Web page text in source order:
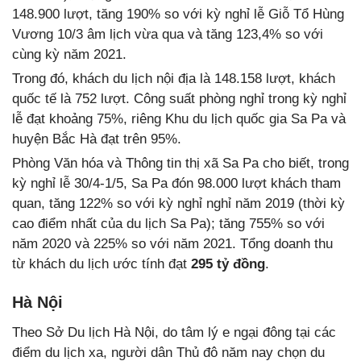
148.900 lượt, tăng 190% so với kỳ nghỉ lễ Giỗ Tổ Hùng
Vương 10/3 âm lịch vừa qua và tăng 123,4% so với
cùng kỳ năm 2021.
Trong đó, khách du lịch nội địa là 148.158 lượt, khách
quốc tế là 752 lượt. Công suất phòng nghỉ trong kỳ nghỉ
lễ đạt khoảng 75%, riêng Khu du lịch quốc gia Sa Pa và
huyện Bắc Hà đạt trên 95%.
Phòng Văn hóa và Thông tin thị xã Sa Pa cho biết, trong
kỳ nghỉ lễ 30/4-1/5, Sa Pa đón 98.000 lượt khách tham
quan, tăng 122% so với kỳ nghỉ nghỉ năm 2019 (thời kỳ
cao điểm nhất của du lịch Sa Pa); tăng 755% so với
năm 2020 và 225% so với năm 2021. Tổng doanh thu
từ khách du lịch ước tính đạt 295 tỷ đồng.
Hà Nội
Theo Sở Du lịch Hà Nội, do tâm lý e ngại đông tại các
điểm du lịch xa, người dân Thủ đô năm nay chọn du